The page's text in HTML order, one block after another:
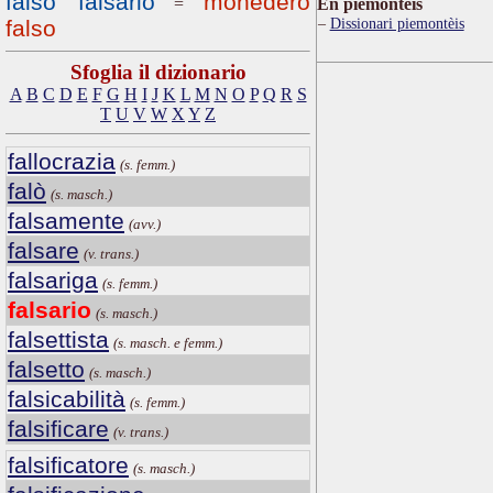
=
falso
Sfoglia il dizionario
A B C D E F G H I J K L M N O P Q R S
T U V W X Y Z
fallocrazia (s. femm.)
falò (s. masch.)
falsamente (avv.)
falsare (v. trans.)
falsariga (s. femm.)
falsario (s. masch.)
falsettista (s. masch. e femm.)
falsetto (s. masch.)
falsicabilità (s. femm.)
falsificare (v. trans.)
falsificatore (s. masch.)
Ën piemontèis
Dissionari piemontèis